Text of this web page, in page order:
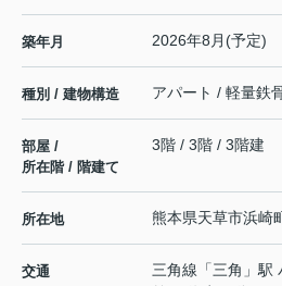
築年月 2026年8月(予定)
種別 / 建物構造 アパート / 軽量鉄
部屋 /
所在階 / 階建て
3階 / 3階 / 3階建
所在地 熊本県天草市浜崎
交通 三角線 「三角 」駅